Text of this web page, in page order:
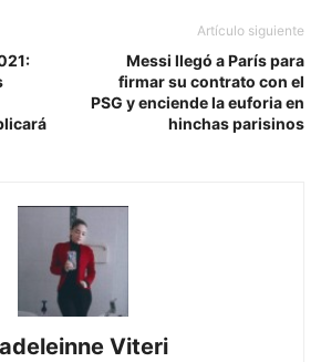
Artículo siguiente
Messi llegó a París para
firmar su contrato con el
PSG y enciende la euforia en
hinchas parisinos
Viteri